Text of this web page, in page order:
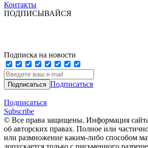
Контакты
ПОДПИСЫВАЙСЯ
Подписка на новости
Подписаться
Подписаться
Subscribe
© Все права защищены. Информация
об авторских правах. Полное или
или размножение каким-либо способом
допускается только с письменного